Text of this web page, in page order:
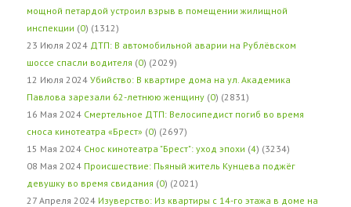
мощной петардой устроил взрыв в помещении жилищной
инспекции (0) (1312)
23 Июля 2024 ДТП: В автомобильной аварии на Рублёвском
шоссе спасли водителя (0) (2029)
12 Июля 2024 Убийство: В квартире дома на ул. Академика
Павлова зарезали 62-летнюю женщину (0) (2831)
16 Мая 2024 Смертельное ДТП: Велосипедист погиб во время
сноса кинотеатра «Брест» (0) (2697)
15 Мая 2024 Снос кинотеатра "Брест": уход эпохи (4) (3234)
08 Мая 2024 Происшествие: Пьяный житель Кунцева поджёг
девушку во время свидания (0) (2021)
27 Апреля 2024 Изуверство: Из квартиры с 14-го этажа в доме на